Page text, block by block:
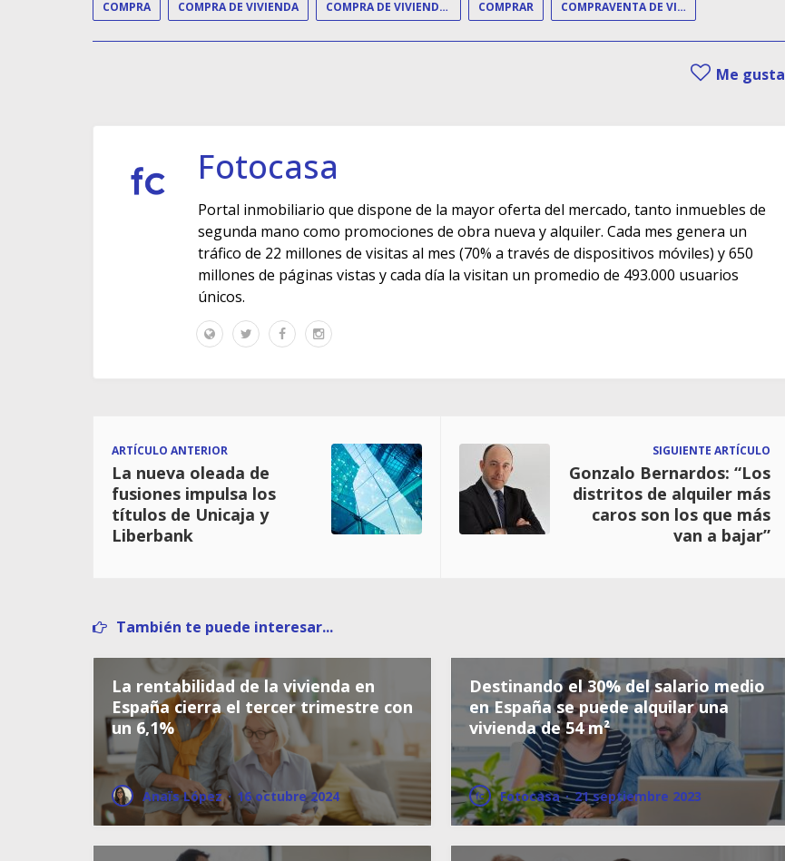
COMPRA COMPRA DE VIVIENDA COMPRA DE VIVIENDAS COMPRAR COMPRAVENTA DE VIVIENDAS
Me gusta
Fotocasa
Portal inmobiliario que dispone de la mayor oferta del mercado, tanto inmuebles de
segunda mano como promociones de obra nueva y alquiler. Cada mes genera un
tráfico de 22 millones de visitas al mes (70% a través de dispositivos móviles) y 650
millones de páginas vistas y cada día la visitan un promedio de 493.000 usuarios
únicos.
ARTÍCULO ANTERIOR
La nueva oleada de
fusiones impulsa los
títulos de Unicaja y
Liberbank
SIGUIENTE ARTÍCULO
Gonzalo Bernardos: “Los
distritos de alquiler más
caros son los que más
van a bajar”
También te puede interesar...
La rentabilidad de la vivienda en
España cierra el tercer trimestre con
un 6,1%
Anaïs López · 16 octubre 2024
Destinando el 30% del salario medio
en España se puede alquilar una
vivienda de 54 m²
Fotocasa · 21 septiembre 2023